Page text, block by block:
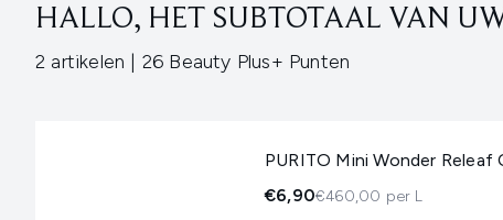
HALLO, HET SUBTOTAAL VAN
2 artikelen ,| 26 Beauty Plus+ Punten
PURITO Mini Wonder Releaf
€6,90€460,00 per L